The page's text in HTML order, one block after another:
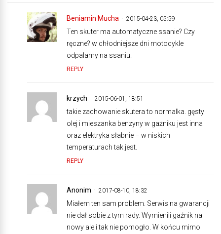
Beniamin Mucha 2015-04-23, 05:59
Ten skuter ma automatyczne ssanie? Czy
ręczne? w chłodniejsze dni motocykle
odpalamy na ssaniu.
REPLY
krzych 2015-06-01, 18:51
takie zachowanie skutera to normalka. gęsty
olej i mieszanka benzyny w gażniku jest inna
oraz elektryka słabnie – w niskich
temperaturach tak jest.
REPLY
Anonim 2017-08-10, 18:32
Miałem ten sam problem. Serwis na gwarancji
nie dał sobie z tym rady. Wymienili gaźnik na
nowy ale i tak nie pomogło. W końcu mimo